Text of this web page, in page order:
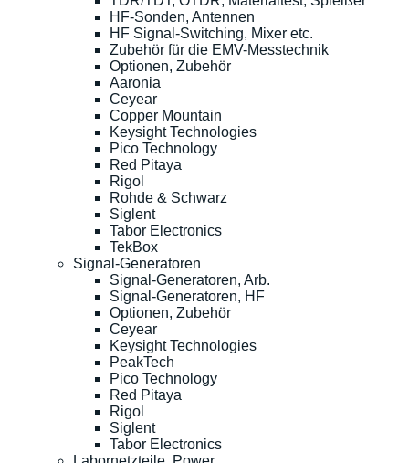
HF-Sonden, Antennen
HF Signal-Switching, Mixer etc.
Zubehör für die EMV-Messtechnik
Optionen, Zubehör
Aaronia
Ceyear
Copper Mountain
Keysight Technologies
Pico Technology
Red Pitaya
Rigol
Rohde & Schwarz
Siglent
Tabor Electronics
TekBox
Signal-Generatoren
Signal-Generatoren, Arb.
Signal-Generatoren, HF
Optionen, Zubehör
Ceyear
Keysight Technologies
PeakTech
Pico Technology
Red Pitaya
Rigol
Siglent
Tabor Electronics